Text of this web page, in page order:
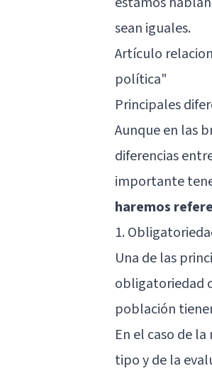
sean iguales.
Artículo
política"
Principales
Aunque en las
diferencias
importante
haremos
1.
Una de las
obligatoriedad
población
En el caso de
tipo y de la